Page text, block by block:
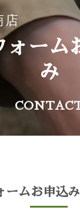
ォーム
み
ームお申込